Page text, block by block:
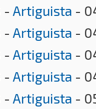
- Artiguista -
- Artiguista -
- Artiguista -
- Artiguista -
- Artiguista -